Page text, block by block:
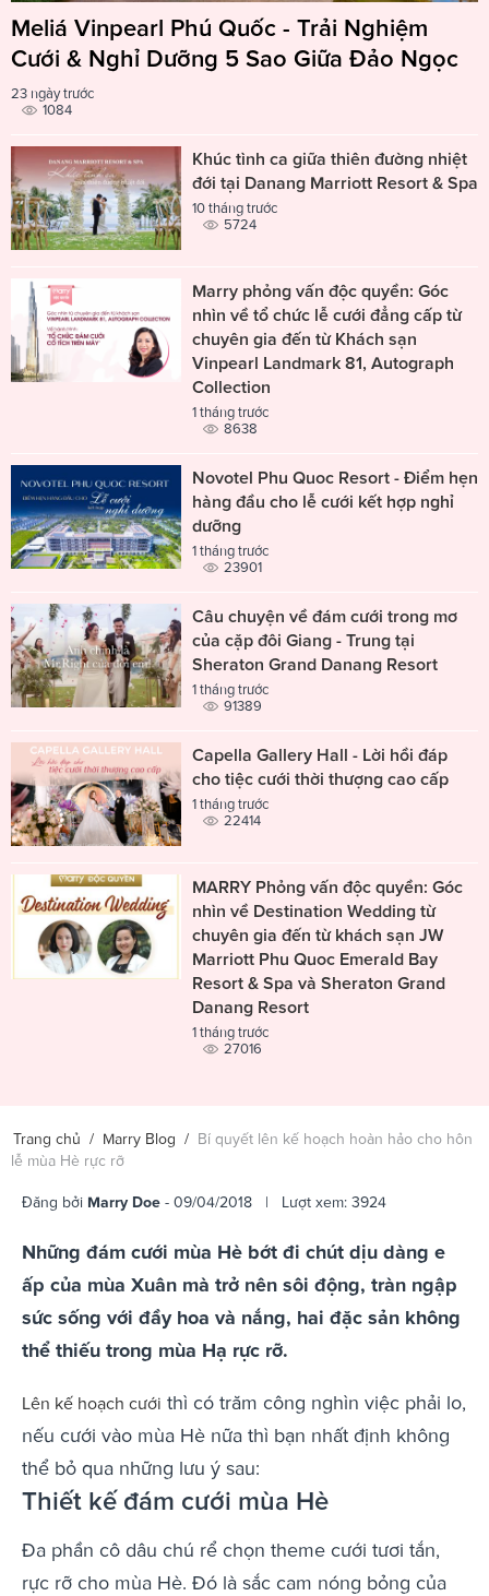
Meliá Vinpearl Phú Quốc - Trải Nghiệm
Cưới & Nghỉ Dưỡng 5 Sao Giữa Đảo Ngọc
23 ngày trước
1084
Khúc tình ca giữa thiên đường nhiệt
đới tại Danang Marriott Resort & Spa
10 tháng trước
5724
Marry phỏng vấn độc quyền: Góc
nhìn về tổ chức lễ cưới đẳng cấp từ
chuyên gia đến từ Khách sạn
Vinpearl Landmark 81, Autograph
Collection
1 tháng trước
8638
Novotel Phu Quoc Resort - Điểm hẹn
hàng đầu cho lễ cưới kết hợp nghỉ
dưỡng
1 tháng trước
23901
Câu chuyện về đám cưới trong mơ
của cặp đôi Giang - Trung tại
Sheraton Grand Danang Resort
1 tháng trước
91389
Capella Gallery Hall - Lời hồi đáp
cho tiệc cưới thời thượng cao cấp
1 tháng trước
22414
MARRY Phỏng vấn độc quyền: Góc
nhìn về Destination Wedding từ
chuyên gia đến từ khách sạn JW
Marriott Phu Quoc Emerald Bay
Resort & Spa và Sheraton Grand
Danang Resort
1 tháng trước
27016
Trang chủ / Marry Blog / Bí quyết lên kế hoạch hoàn hảo cho hôn
lễ mùa Hè rực rỡ
Đăng bởi Marry Doe - 09/04/2018 | Lượt xem: 3924
Những đám cưới mùa Hè bớt đi chút dịu dàng e
ấp của mùa Xuân mà trở nên sôi động, tràn ngập
sức sống với đầy hoa và nắng, hai đặc sản không
thể thiếu trong mùa Hạ rực rỡ.
Lên kế hoạch cưới thì có trăm công nghìn việc phải lo,
nếu cưới vào mùa Hè nữa thì bạn nhất định không
thể bỏ qua những lưu ý sau:
Thiết kế đám cưới mùa Hè
Đa phần cô dâu chú rể chọn theme cưới tươi tắn,
rực rỡ cho mùa Hè. Đó là sắc cam nóng bỏng của